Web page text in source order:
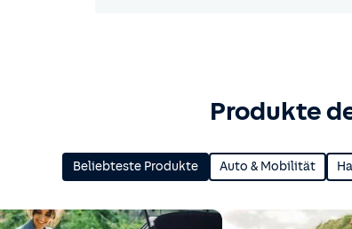
Produkte
Beliebteste Produkte Auto & Mobilität